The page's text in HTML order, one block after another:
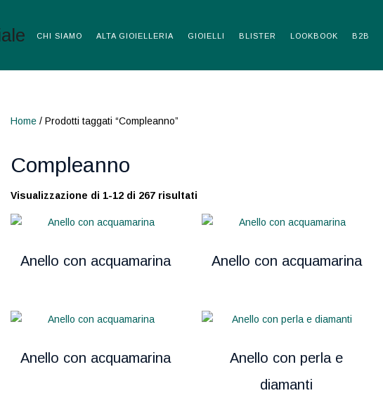
CHI SIAMO ALTA GIOIELLERIA GIOIELLI BLISTER LOOKBOOK B2B
Home / Prodotti taggati “Compleanno”
Compleanno
Visualizzazione di 1-12 di 267 risultati
Anello con acquamarina Anello con acquamarina
Anello con acquamarina
Anello con perla e
diamanti